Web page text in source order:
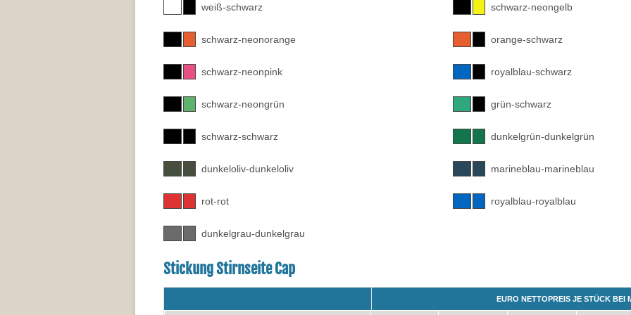
weiß-schwarz schwarz-neongelb
schwarz-neonorange orange-schwarz
schwarz-neonpink royalblau-schwarz
schwarz-neongrün grün-schwarz
schwarz-schwarz dunkelgrün-dunkelgrün
dunkeloliv-dunkeloliv marineblau-marineblau
rot-rot royalblau-royalblau
dunkelgrau-dunkelgrau
Stickung Stirnseite Cap
EURO NETTOPREIS JE STÜCK BEI